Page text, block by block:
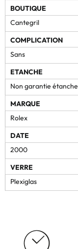
BOUTIQUE
Cantegril
COMPLICATION
Sans
ETANCHE
Non garantie étanche
MARQUE
Rolex
DATE
2000
VERRE
Plexiglas